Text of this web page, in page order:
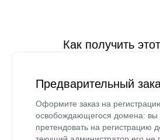
Как получить
Предварительный
Оформите заказ на
освобождающегося домена: вы
претендовать на регистрацию